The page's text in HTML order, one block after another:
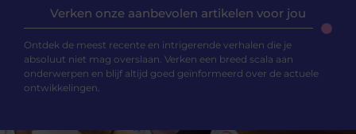
Verken onze aanbevolen artikelen voor jou
Ontdek de meest recente en intrigerende verhalen die je
absoluut niet mag overslaan. Verken een breed scala aan
onderwerpen en blijf altijd goed geïnformeerd over de actuele
ontwikkelingen.